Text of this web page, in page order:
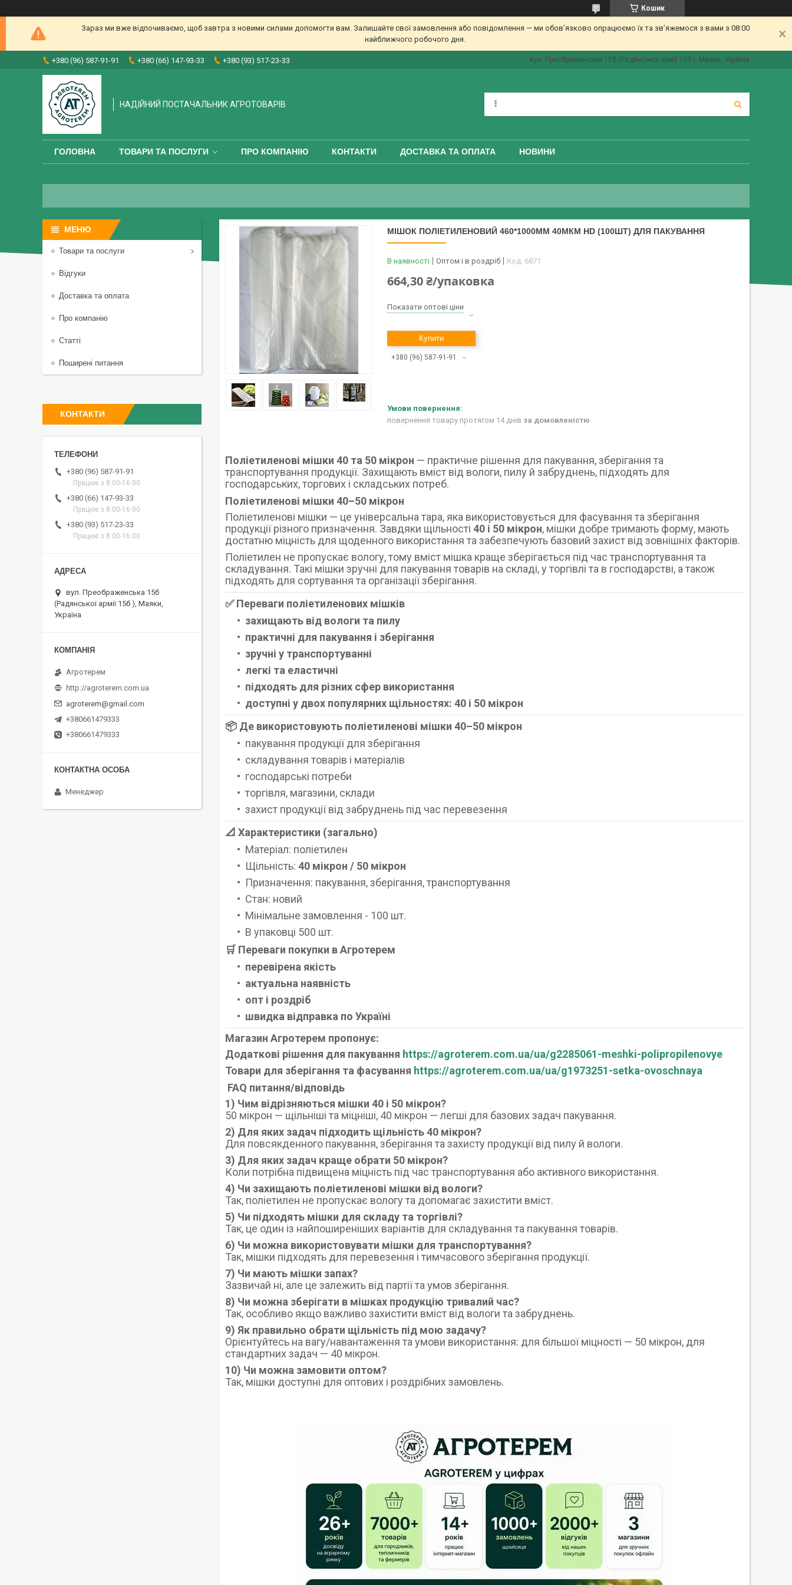
Кошик
Зараз ми вже відпочиваємо, щоб завтра з новими силами допомогти вам. Залишайте свої замовлення або повідомлення — ми обов’язково опрацюємо їх та зв’яжемося з вами з 08:00
найближчого робочого дня.
+380 (96) 587-91-91 +380 (66) 147-93-33 +380 (93) 517-23-33 вул. Преображенська 15б (Радянської армії 15б ), Маяки, Україна
НАДІЙНИЙ ПОСТАЧАЛЬНИК АГРОТОВАРІВ
ГОЛОВНА ТОВАРИ ТА ПОСЛУГИ ПРО КОМПАНІЮ КОНТАКТИ ДОСТАВКА ТА ОПЛАТА НОВИНИ
МІШОК ПОЛІЕТИЛЕНОВИЙ 460*1000ММ 40МКМ HD (100ШТ) ДЛЯ ПАКУВАННЯ
В наявності Оптом і в роздріб Код: 6871
664,30 ₴/упаковка
Показати оптові ціни
Купити
+380 (96) 587-91-91
повернення товару протягом 14 днів за домовленістю
Поліетиленові мішки 40 та 50 мікрон — практичне рішення для пакування, зберігання та
транспортування продукції. Захищають вміст від вологи, пилу й забруднень, підходять для
господарських, торгових і складських потреб.
Поліетиленові мішки 40–50 мікрон
Поліетиленові мішки — це універсальна тара, яка використовується для фасування та зберігання
продукції різного призначення. Завдяки щільності 40 і 50 мікрон, мішки добре тримають форму, мають
достатню міцність для щоденного використання та забезпечують базовий захист від зовнішніх факторів.
Поліетилен не пропускає вологу, тому вміст мішка краще зберігається під час транспортування та
складування. Такі мішки зручні для пакування товарів на складі, у торгівлі та в господарстві, а також
підходять для сортування та організації зберігання.
✅ Переваги поліетиленових мішків
захищають від вологи та пилу
практичні для пакування і зберігання
зручні у транспортуванні
легкі та еластичні
підходять для різних сфер використання
доступні у двох популярних щільностях: 40 і 50 мікрон
📦 Де використовують поліетиленові мішки 40–50 мікрон
пакування продукції для зберігання
складування товарів і матеріалів
господарські потреби
торгівля, магазини, склади
захист продукції від забруднень під час перевезення
📐 Характеристики (загально)
Матеріал: поліетилен
Щільність: 40 мікрон / 50 мікрон
Призначення: пакування, зберігання, транспортування
Стан: новий
Мінімальне замовлення - 100 шт.
В упаковці 500 шт.
🛒 Переваги покупки в Агротерем
перевірена якість
актуальна наявність
опт і роздріб
швидка відправка по Україні
Магазин Агротерем пропонує:
Додаткові рішення для пакування https://agroterem.com.ua/ua/g2285061-meshki-polipropilenovye
Товари для зберігання та фасування https://agroterem.com.ua/ua/g1973251-setka-ovoschnaya
FAQ питання/відповідь
1) Чим відрізняються мішки 40 і 50 мікрон?
50 мікрон — щільніші та міцніші, 40 мікрон — легші для базових задач пакування.
2) Для яких задач підходить щільність 40 мікрон?
Для повсякденного пакування, зберігання та захисту продукції від пилу й вологи.
3) Для яких задач краще обрати 50 мікрон?
Коли потрібна підвищена міцність під час транспортування або активного використання.
4) Чи захищають поліетиленові мішки від вологи?
Так, поліетилен не пропускає вологу та допомагає захистити вміст.
5) Чи підходять мішки для складу та торгівлі?
Так, це один із найпоширеніших варіантів для складування та пакування товарів.
6) Чи можна використовувати мішки для транспортування?
Так, мішки підходять для перевезення і тимчасового зберігання продукції.
7) Чи мають мішки запах?
Зазвичай ні, але це залежить від партії та умов зберігання.
8) Чи можна зберігати в мішках продукцію тривалий час?
Так, особливо якщо важливо захистити вміст від вологи та забруднень.
9) Як правильно обрати щільність під мою задачу?
Орієнтуйтесь на вагу/навантаження та умови використання: для більшої міцності — 50 мікрон, для
стандартних задач — 40 мікрон.
10) Чи можна замовити оптом?
Так, мішки доступні для оптових і роздрібних замовлень.
Товари та послуги
Відгуки
Доставка та оплата
Про компанію
Статті
Поширені питання
КОНТАКТИ
+380 (96) 587-91-91
Працює з 8:00-16:00
+380 (66) 147-93-33
Працює з 8:00-16:00
+380 (93) 517-23-33
Працює з 8:00-16:00
вул. Преображенська 15б
(Радянської армії 15б ), Маяки,
Україна
Агротерем
http://agroterem.com.ua
agroterem@gmail.com
+380661479333
+380661479333
Менеджер